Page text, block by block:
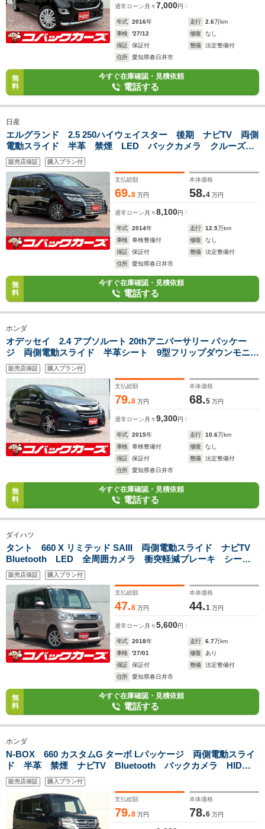
通常ローン 月々7,000円
年式 2016年 走行 2.6万km
車検
'27/12 修復
なし
保証
保証付 整備
法定整備付
住所
愛知県春日井市
無
料
今すぐ在庫確認・見積依頼
電話する
日産
エルグランド 2.5 250ハイウェイスター 後期 ナビTV 両側
電動スライド 半革 禁煙 LED バックカメラ クルーズコ
ントロール スマートキー プッシュスタート 電動格納ミラ
ー
販売店保証 購入プラン付
支払総額
69.8 万円
本体価格
58.4 万円
通常ローン 月々8,100円
年式 2014年 走行 12.5万km
車検
車検整備付 修復
なし
保証
保証付 整備
法定整備付
住所
愛知県春日井市
無
料
今すぐ在庫確認・見積依頼
電話する
ホンダ
オデッセイ 2.4 アブソルート 20thアニバーサリー パッケー
ジ 両側電動スライド 半革シート 9型フリップダウンモニタ
ー 禁煙 ナビTV Bluetooth LED バックカメラ ETC
衝突軽減ブレーキ 電動シート レーダークルーズコントロー
ル オットマン
販売店保証 購入プラン付
支払総額
79.8 万円
本体価格
68.5 万円
通常ローン 月々9,300円
年式 2015年 走行 10.6万km
車検
車検整備付 修復
なし
保証
保証付 整備
法定整備付
住所
愛知県春日井市
無
料
今すぐ在庫確認・見積依頼
電話する
ダイハツ
タント 660 X リミテッド SAIII 両側電動スライド ナビTV
Bluetooth LED 全周囲カメラ 衝突軽減ブレーキ シート
ヒーター スマートキー DVD再生
販売店保証 購入プラン付
支払総額
47.8 万円
本体価格
44.1 万円
通常ローン 月々5,600円
年式 2018年 走行 6.7万km
車検
'27/01 修復
あり
保証
保証付 整備
法定整備付
住所
愛知県春日井市
無
料
今すぐ在庫確認・見積依頼
電話する
ホンダ
N-BOX 660 カスタムG ターボ Lパッケージ 両側電動スライ
ド 半革 禁煙 ナビTV Bluetooth バックカメラ HID
ドライブレコーダー ETC スクルーズコントロール
販売店保証 購入プラン付
支払総額
79.8 万円
本体価格
78.6 万円